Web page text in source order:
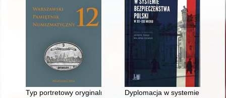
Typ portretowy oryginalnych 8-groszówek Augusta III Sasa =
Dyplomacja w systemie